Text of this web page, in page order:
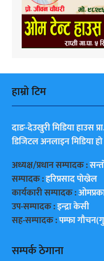
हाम्राे टिम
दाङ-देउखुरी मिडिया हाउस
डिजिटल अनलाइन मिडिया हाे
अध्यक्ष/प्रधान सम्पादक :
सम्पादक :हरिप्रसाद पाेख्रेल
कार्यकारी सम्पादक :
उप-सम्पादक :इन्द्रा केसी
सह-सम्पादक :पम्फा
सम्पर्क ठेगाना